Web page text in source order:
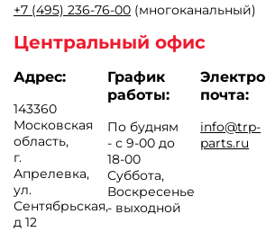
+7 (495) 236-76-00 (многоканальный)
Центральный офис
Адрес:
143360
Московская
область,
г.
Апрелевка,
ул.
Сентябрьская,
д 12
График
работы:
По будням
- с 9-00 до
18-00
Суббота,
Воскресенье
- выходной
почта:
info@trp-
parts.ru